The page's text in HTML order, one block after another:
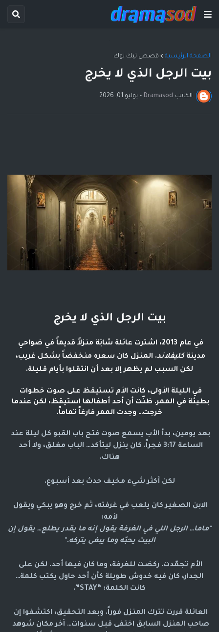
-
الصفحة الرئيسية قصص تيك توك
بيت الرجل الذي لا يخرج
الكاتب Dramasod
- يوليو 01, 2026
بيت الرجل الذي لا يخرج
مدينة كليفلاند
لكن السبب لم يظهر إلا بعد أن انتقلوا بأيام قليلة.
خرجت… وجدت الممر فارغاً تماماً.
هناك.
لكن أكثر شيء مخيف حدث بعد أسبوع.
لأمه:
البيت يحبّه وما يبغى يتركه."
الجدار، كان فيه خدوش طويلة كأن أحد حاول يكتب كلمة…
كانت الكلمة: “STAY”.